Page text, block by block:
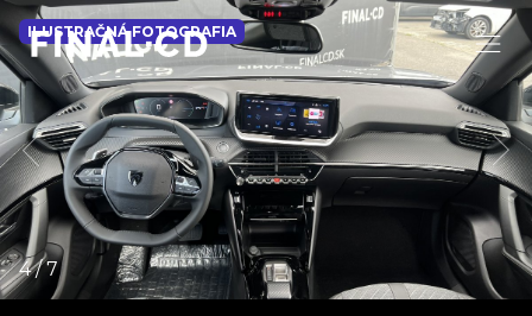
ILUSTRAČNÁ FOTOGRAFIA